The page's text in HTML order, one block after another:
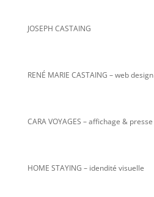
JOSEPH CASTAING
RENÉ MARIE CASTAING – web design
CARA VOYAGES – affichage & presse
HOME STAYING – idendité visuelle